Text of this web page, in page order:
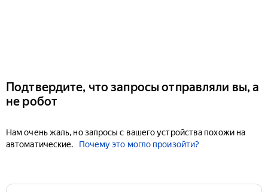
Подтвердите, что запросы отправляли вы, а
не робот
Нам очень жаль, но запросы с вашего устройства похожи на
автоматические.
Почему это могло произойти?